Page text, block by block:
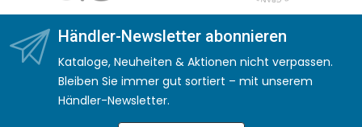
Händler-Newsletter abonnieren
Kataloge, Neuheiten & Aktionen nicht verpassen.
Bleiben Sie immer gut sortiert – mit unserem
Händler-Newsletter.